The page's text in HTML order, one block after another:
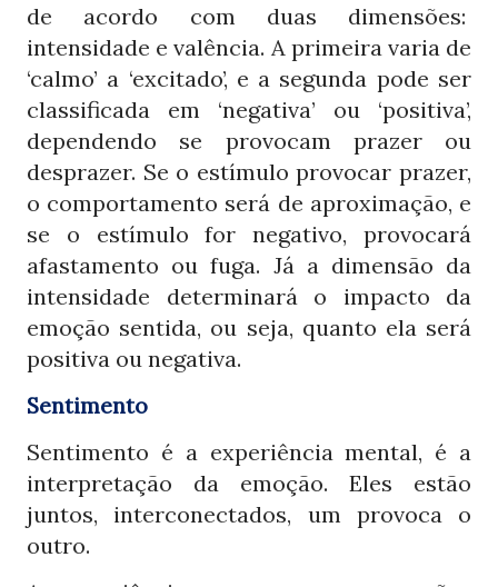
de acordo com duas dimensões:
intensidade e valência. A primeira varia de
‘calmo’ a ‘excitado’, e a segunda pode ser
classificada em ‘negativa’ ou ‘positiva’,
dependendo se provocam prazer ou
desprazer. Se o estímulo provocar prazer,
o comportamento será de aproximação, e
se o estímulo for negativo, provocará
afastamento ou fuga. Já a dimensão da
intensidade determinará o impacto da
emoção sentida, ou seja, quanto ela será
positiva ou negativa.
Sentimento
Sentimento é a experiência mental, é a
interpretação da emoção. Eles estão
juntos, interconectados, um provoca o
outro.